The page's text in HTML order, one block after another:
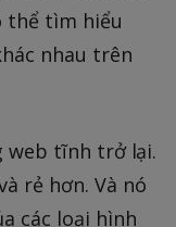
thể tìm hiểu
nhau trên
web tĩnh trở lại.
rẻ hơn. Và nó
các loại hình